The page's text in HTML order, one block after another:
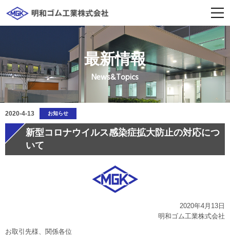
最新情報
News&Topics
2020-4-13 お知らせ
新型コロナウイルス感染症拡大防止の対応につ
いて
2020年4月13日
明和ゴム工業株式会社
お取引先様、関係各位